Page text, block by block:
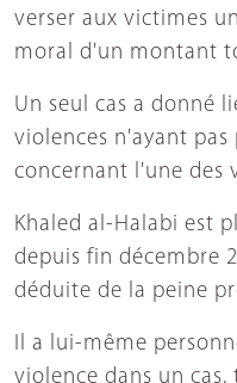
verser aux victimes
moral d'un montant
Un seul cas a donné
violences n'ayant
concernant l'une des
Khaled al-Halabi est
depuis fin décembre
déduite de la peine
Il a lui-même
violence dans un